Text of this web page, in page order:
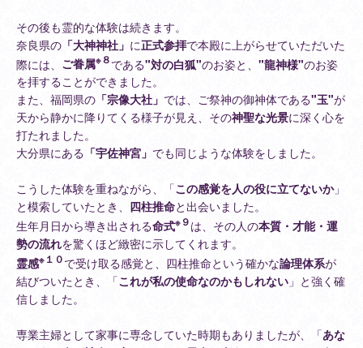
その後も霊的な体験は続きます。
奈良県の 「大神神社」 に正式参拝で本殿に上がらせていただいた
際には、 ご眷属※８である"対の白狐"のお姿と、 "龍神様"のお姿
を拝することができました。
また、福岡県の 「宗像大社」 では、ご祭神の御神体である"玉"が
天から静かに降りてくる様子が見え、その神聖な光景に深く心を
打たれました。
大分県にある 「宇佐神宮」 でも同じような体験をしました。
こうした体験を重ねながら、「この感覚を人の役に立てないか」
と模索していたとき、 四柱推命と出会いました。
生年月日から導き出される命式※９は、その人の本質・才能・運
勢の流れを驚くほど緻密に示してくれます。
霊感※１０で受け取る感覚と、四柱推命という確かな論理体系が
結びついたとき、「これが私の使命なのかもしれない 」と強く確
信しました。
専業主婦として家事に専念していた時期もありましたが、「あな